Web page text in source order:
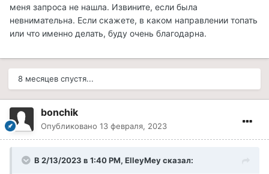
меня запроса не нашла. Извините, если была
невнимательна. Если скажете, в каком направлении топать
или что именно делать, буду очень благодарна.
8 месяцев спустя...
bonchik
Опубликовано 13 февраля, 2023
В 2/13/2023 в 1:40 PM, ElleyMeyсказал: